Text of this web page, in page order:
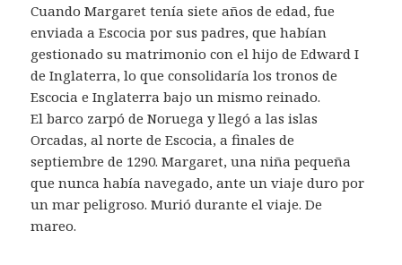
Cuando Margaret tenía siete años de edad, fue
enviada a Escocia por sus padres, que habían
gestionado su matrimonio con el hijo de Edward I
de Inglaterra, lo que consolidaría los tronos de
Escocia e Inglaterra bajo un mismo reinado.
El barco zarpó de Noruega y llegó a las islas
Orcadas, al norte de Escocia, a finales de
septiembre de 1290. Margaret, una niña pequeña
que nunca había navegado, ante un viaje duro por
un mar peligroso. Murió durante el viaje. De
mareo.